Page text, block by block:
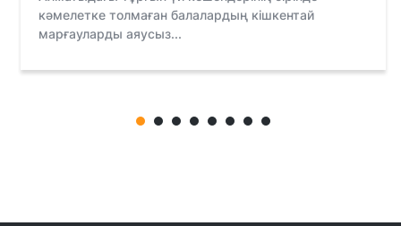
кәмелетке толмаған балалардың кішкентай
марғауларды аяусыз...